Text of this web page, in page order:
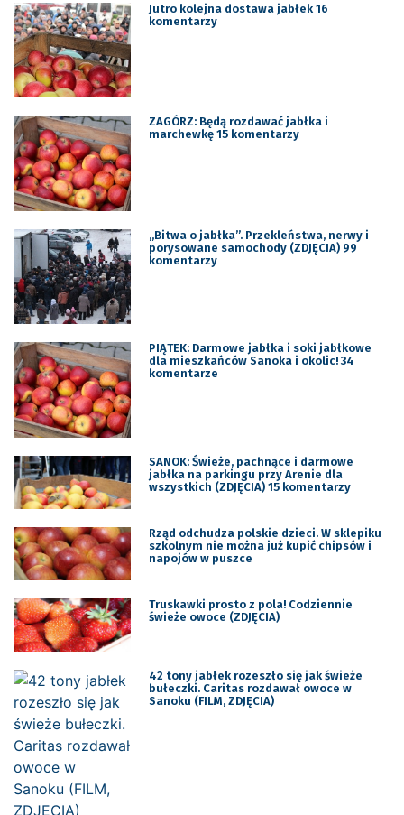
Jutro kolejna dostawa jabłek 16
komentarzy
ZAGÓRZ: Będą rozdawać jabłka i
marchewkę 15 komentarzy
„Bitwa o jabłka”. Przekleństwa, nerwy i
porysowane samochody (ZDJĘCIA) 99
komentarzy
PIĄTEK: Darmowe jabłka i soki jabłkowe
dla mieszkańców Sanoka i okolic! 34
komentarze
SANOK: Świeże, pachnące i darmowe
jabłka na parkingu przy Arenie dla
wszystkich (ZDJĘCIA) 15 komentarzy
Rząd odchudza polskie dzieci. W sklepiku
szkolnym nie można już kupić chipsów i
napojów w puszce
Truskawki prosto z pola! Codziennie
świeże owoce (ZDJĘCIA)
42 tony jabłek rozeszło się jak świeże
bułeczki. Caritas rozdawał owoce w
Sanoku (FILM, ZDJĘCIA)